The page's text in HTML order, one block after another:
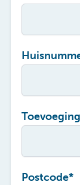
Postcode*